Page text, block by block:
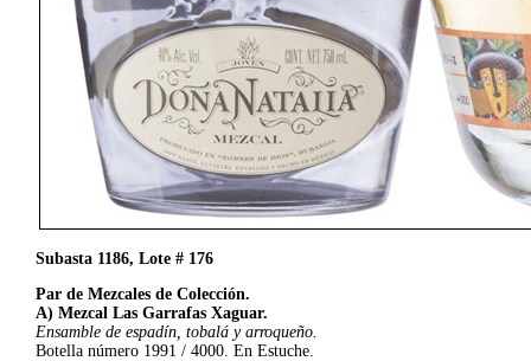
Subasta 1186, Lote # 176
Par de Mezcales de Colección.
A) Mezcal Las Garrafas Xaguar.
Ensamble de espadín, tobalá y arroqueño.
Botella número 1991 / 4000. En Estuche.